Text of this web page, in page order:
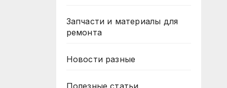
Запчасти и материалы для
ремонта
Новости разные
Полезные статьи